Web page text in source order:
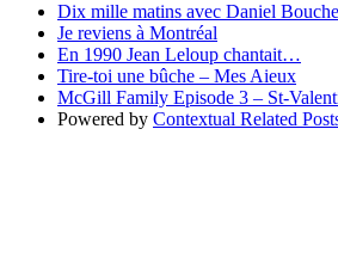
Dix mille matins avec Daniel
Je reviens à Montréal
En 1990 Jean Leloup chantait…
Tire-toi une bûche – Mes Aieux
McGill Family Episode 3 – St-
Powered by Contextual Related